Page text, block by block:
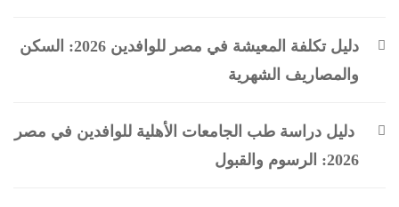
دليل تكلفة المعيشة في مصر للوافدين 2026: السكن
والمصاريف الشهرية
دليل دراسة طب الجامعات الأهلية للوافدين في مصر
2026: الرسوم والقبول